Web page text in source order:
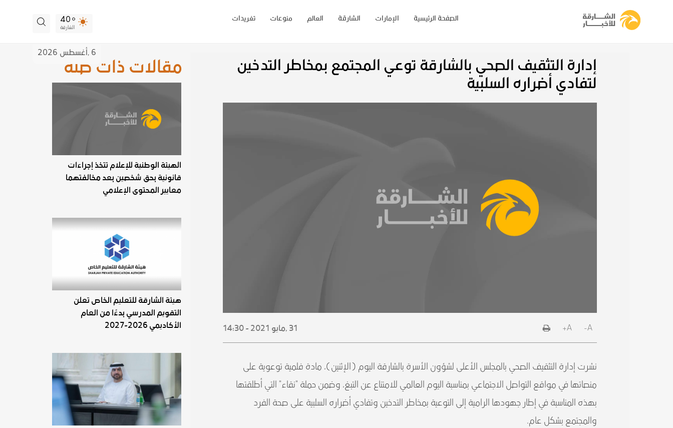
40
الشارقة
تغريدات منوعات العالم الشارقة الإمارات الصفحة الرئيسية
6 , أغسطس 2026
مقالات ذات صلة
الهيئة الوطنية للإعلام تتخذ إجراءات
قانونية بحق شخصين بعد مخالفتهما
معايير المحتوى الإعلامي
هيئة الشارقة للتعليم الخاص تعلن
التقويم المدرسي بدءًا من العام
الأكاديمي 2026-2027
إدارة التثقيف الصحي بالشارقة توعي المجتمع بمخاطر التدخين
لتفادي أضراره السلبية
A-
A+
31 , مايو 2021 - 14:30
نشرت إدارة التثقيف الصحي بالمجلس الأعلى لشؤون الأسرة بالشارقة اليوم (الإثنين)، مادة فلمية توعوية على
منصاتها في مواقع التواصل الاجتماعي بمناسبة اليوم العالمي للامتناع عن التبغ، وضمن حملة "نقاء" التي أطلقتها
بهذه المناسبة في إطار جهودها الرامية إلى التوعية بمخاطر التدخين وتفادي أضراره السلبية على صحة الفرد
والمجتمع بشكل عام.